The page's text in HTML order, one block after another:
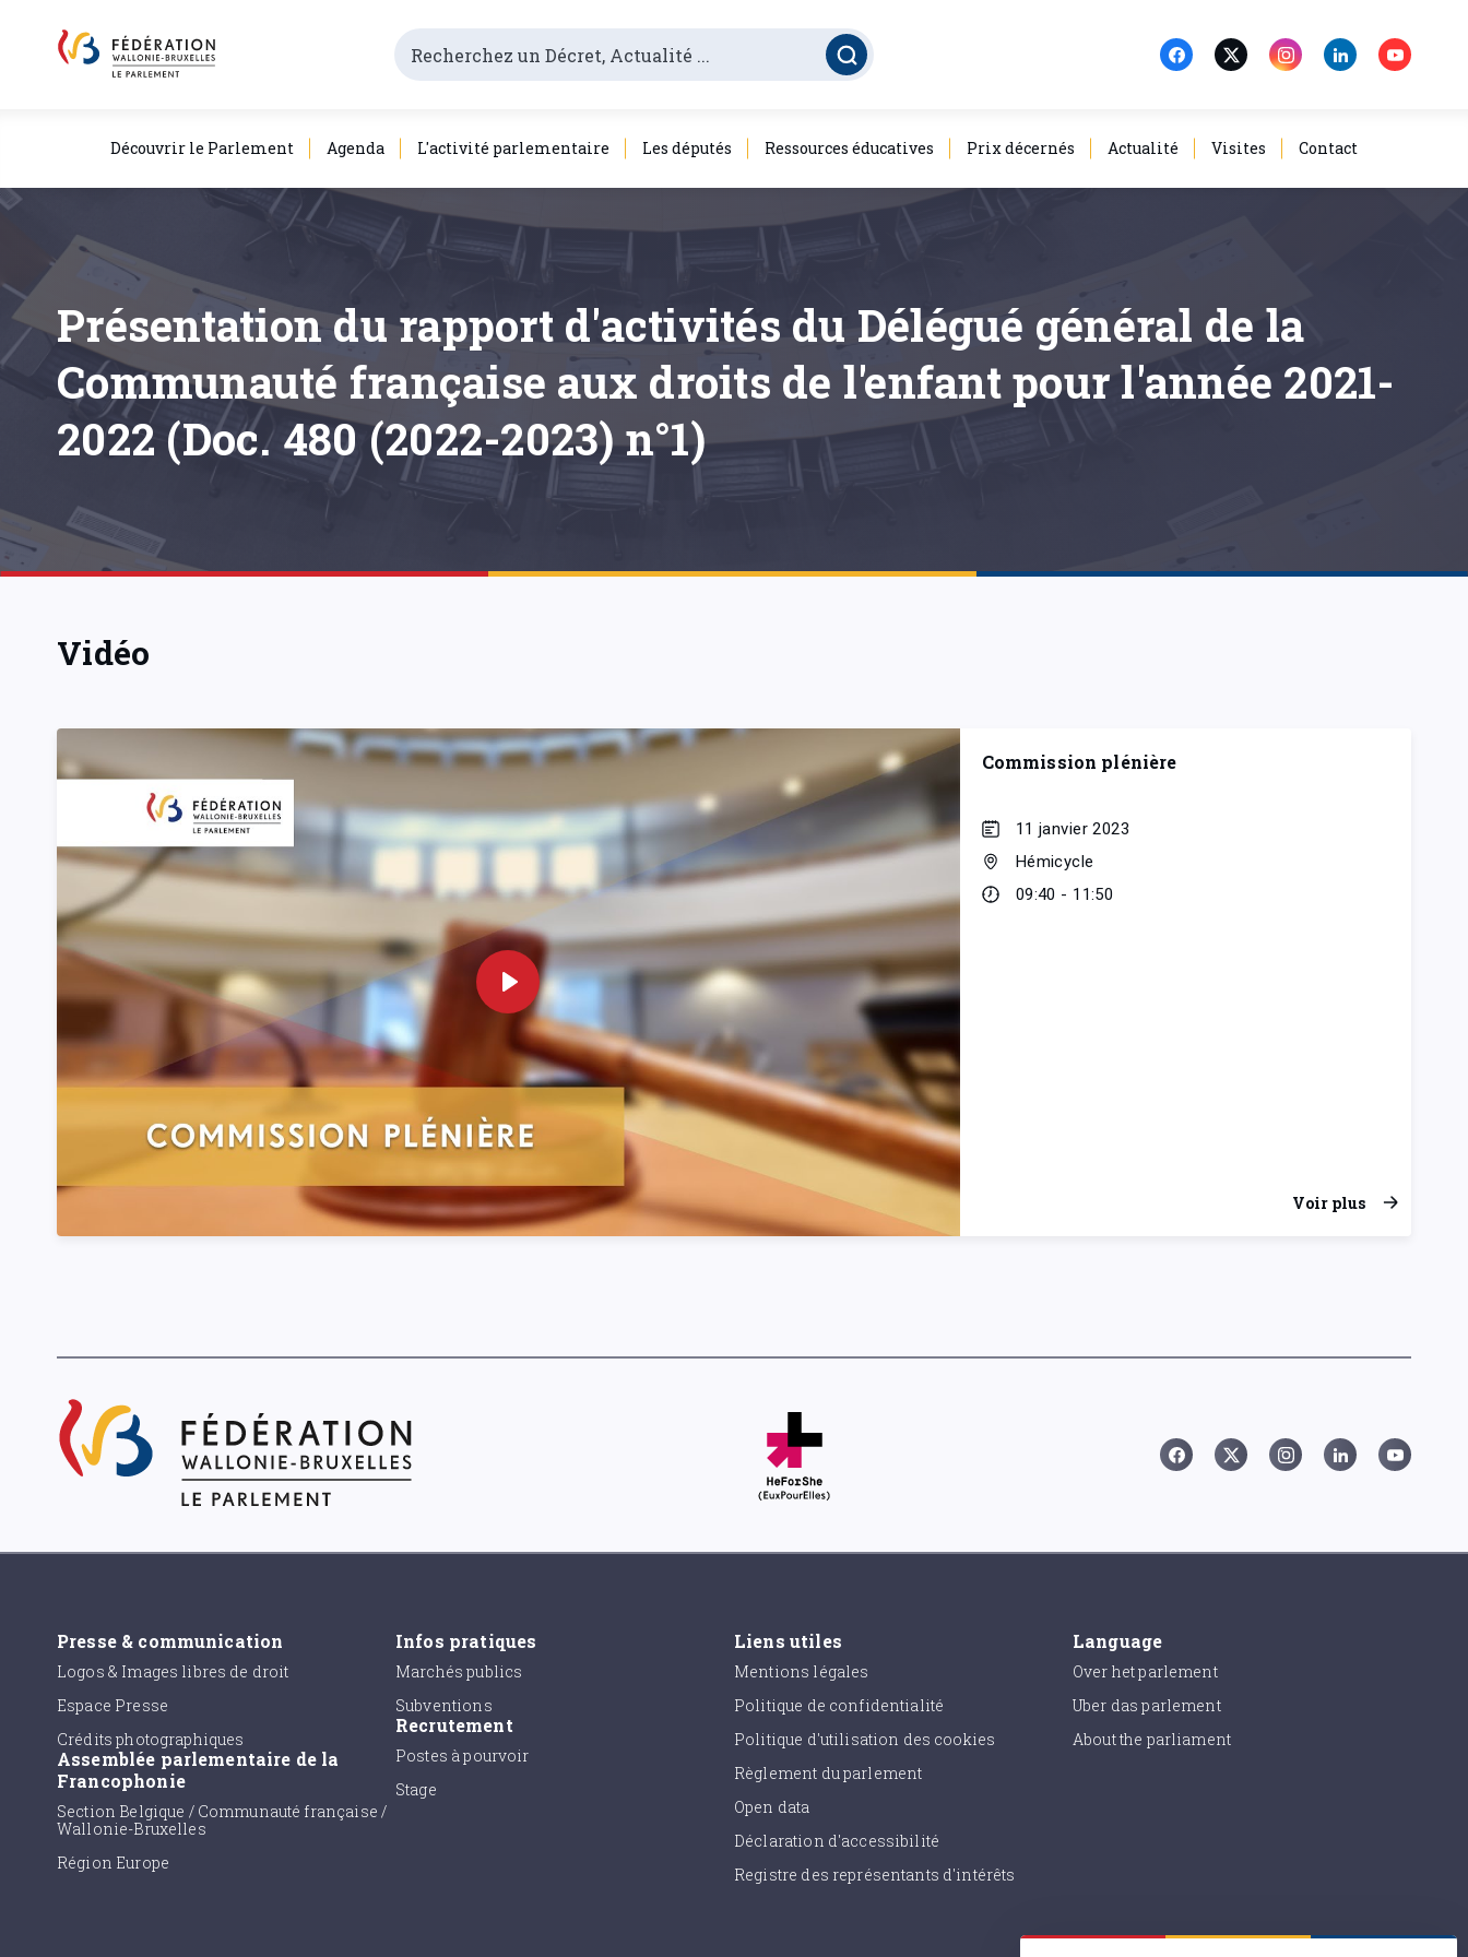
Découvrir le Parlement Agenda L'activité parlementaire Les députés Ressources éducatives Prix décernés Actualité Visites Contact
Présentation du rapport d'activités du Délégué général de la
Communauté française aux droits de l'enfant pour l'année 2021-
2022 (Doc. 480 (2022-2023) n°1)
Vidéo
Commission plénière
11 janvier 2023
Hémicycle
09:40 - 11:50
Voir plus
Presse & communication
Logos & Images libres de droit
Espace Presse
Crédits photographiques
Assemblée parlementaire de la
Francophonie
Section Belgique / Communauté française /
Wallonie-Bruxelles
Région Europe
Infos pratiques
Marchés publics
Subventions
Recrutement
Postes à pourvoir
Stage
Liens utiles
Mentions légales
Politique de confidentialité
Politique d'utilisation des cookies
Règlement du parlement
Open data
Déclaration d'accessibilité
Registre des représentants d'intérêts
Language
Over het parlement
Uber das parlement
About the parliament